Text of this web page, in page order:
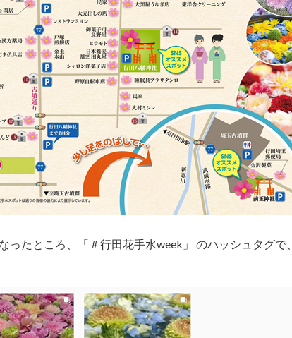
ったところ、「＃行田花手水week」 のハッシュタグで